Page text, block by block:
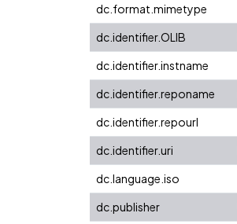
dc.format.mimetype
dc.identifier.OLIB
dc.identifier.instname
dc.identifier.reponame
dc.identifier.repourl
dc.identifier.uri
dc.language.iso
dc.publisher